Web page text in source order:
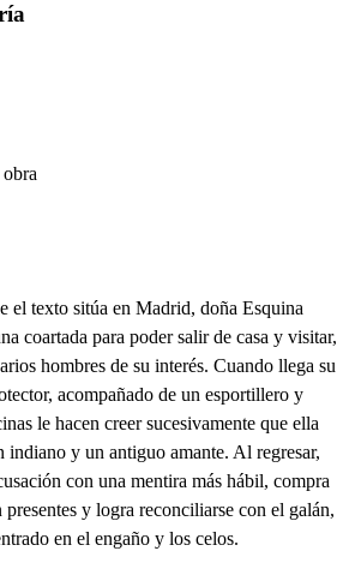
el texto sitúa en Madrid, doña Esquina
coartada para poder salir de casa y visitar,
hombres de su interés. Cuando llega su
acompañado de un esportillero y
le hacen creer sucesivamente que ella
indiano y un antiguo amante. Al regresar,
con una mentira más hábil, compra
y logra reconciliarse con el galán,
en el engaño y los celos.